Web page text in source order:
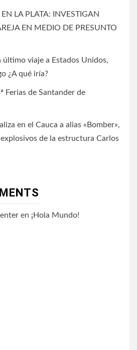
LA PLATA: INVESTIGAN
EN MEDIO DE PRESUNTO
viaje a Estados Unidos,
¿A qué iría?
Ferias de Santander de
en el Cauca a alias «Bomber»,
de la estructura Carlos
en ¡Hola Mundo!